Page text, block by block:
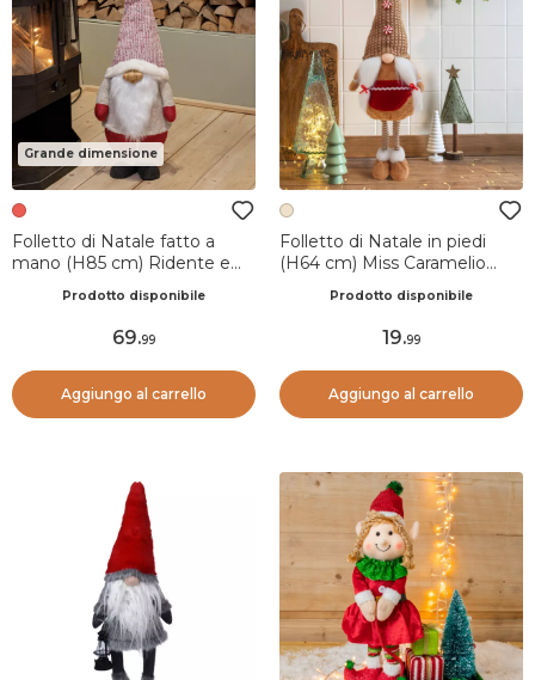
Grande dimensione
Folletto di Natale fatto a
mano (H85 cm) Ridente e
Prodotto disponibile
69.99
Aggiungo al carrello
Folletto di Natale in piedi
(H64 cm) Miss Caramelio
Prodotto disponibile
19.99
Aggiungo al carrello